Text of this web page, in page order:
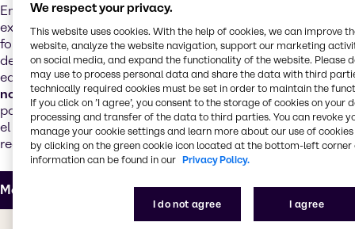
En estas modernas instalaciones trabajan nuestros
expertos técnicos, cuya extensa experiencia en
formulación ayuda a nuestros clientes y proveedores a
desarrollar productos de última generación. Nuestros
equipos técnicos ofrecenasistencia en cuestiones
normativa y de formulacióny personalizan los productos
para satisfacer las cambiantes tendencias del mercado,
el aumento de las prestaciones y unos objetivos de coste
realistas.
Más información sobre nuestro centro de innovación y
We respect your privacy.
This website uses cookies. With the help of cookies, we can improve
website, analyze the website navigation, support our marketing
on social media, and expand the functionality of the website. Please
may use to process personal data and share the data with third
technically required cookies must be set in order to maintain the
If you click on ’I agree’, you consent to the storage of cookies on your
processing and transfer of the data to third parties. You can revoke
manage your cookie settings and learn more about our use of cookies
by clicking on the green cookie icon located at the bottom-left corner
information can be found in our Privacy Policy.
I do not agree I agree